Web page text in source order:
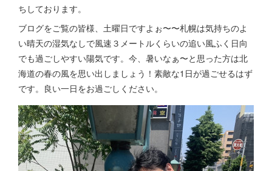
ちしております。
ブログをご覧の皆様、土曜日ですよぉ〜〜札幌は気持ちのよ
い晴天の湿気なしで風速３メートルくらいの追い風ふく日向
でも過ごしやすい陽気です。今、暑いなぁ〜と思った方は北
海道の春の風を思い出しましょう！素敵な1日が過ごせるはず
です。良い一日をお過ごしください。